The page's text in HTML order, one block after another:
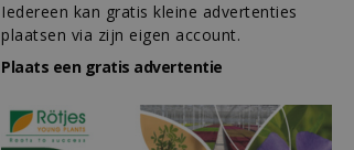
Iedereen kan gratis kleine advertenties
plaatsen via zijn eigen account.
Plaats een gratis advertentie